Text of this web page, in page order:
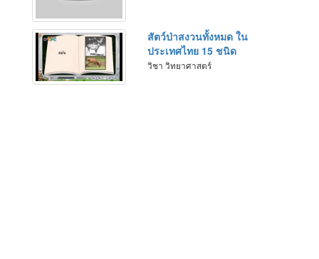
สัตว์ป่าสงวนทั้งหมด ใน
ประเทศไทย 15 ชนิด
วิชา วิทยาศาสตร์